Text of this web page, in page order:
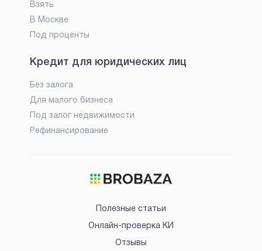
Взять
В Москве
Под проценты
Кредит для юридических лиц
Без залога
Для малого бизнеса
Под залог недвижимости
Рефинансирование
Полезные статьи
Онлайн-проверка КИ
Отзывы